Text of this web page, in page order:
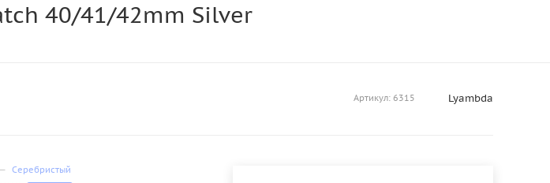
40/41/42mm Silver
Артикул: 6315 Lyambda
— Серебристый